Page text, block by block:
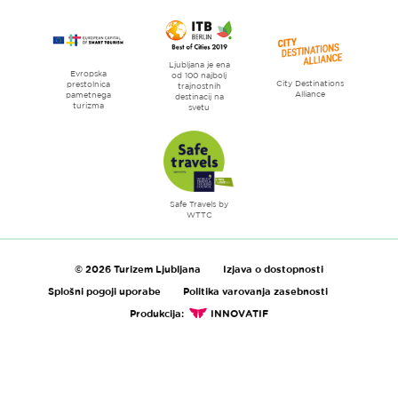
Evropska
prestolnica
pametnega
turizma
Ljubljana je ena
od 100 najbolj
trajnostnih
destinacij na
svetu
City Destinations
Alliance
Safe Travels by
WTTC
© 2026 Turizem Ljubljana
Izjava o dostopnosti
Splošni pogoji uporabe
Politika varovanja zasebnosti
Produkcija:
INNOVATIF